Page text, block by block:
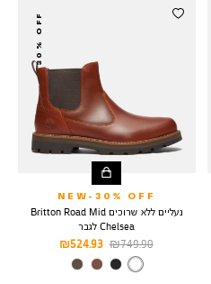
30% OFF
NEW-30% OFF
נעליים ללא שרוכים Britton Road Mid
Chelsea לגבר
מחיר
מוצר
524.93 ₪
מחיר
רגיל
749.90 ₪
צבע
MEDIUM